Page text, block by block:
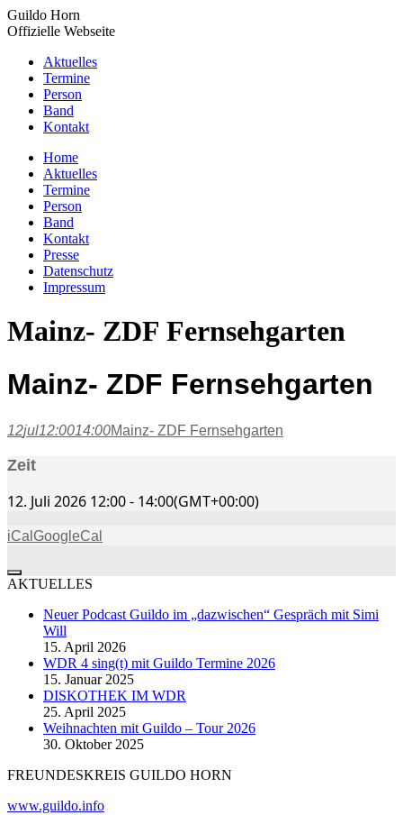
Zum
Inhalt
Guildo Horn
Offizielle Webseite
Aktuelles
Termine
Person
Band
Kontakt
YouTube
page
opens
new
window
Facebook
page
opens
new
window
page
opens
new
window
Instagram
page
opens
new
window
Home
Aktuelles
Termine
Person
Band
Kontakt
Presse
Datenschutz
Impressum
Mainz- ZDF Fernsehgarten
Mainz- ZDF Fernsehgarten
12jul12:0014:00Mainz- ZDF Fernsehgarten
Zeit
12. Juli 2026 12:00- 14:00(GMT+00:00)
iCal GoogleCal
AKTUELLES
Neuer Podcast Guildo im „dazwischen“ Gespräch mit Simi
Will
15. April 2026
WDR 4 sing(t) mit Guildo Termine 2026
15. Januar 2025
DISKOTHEK IM WDR
25. April 2025
Weihnachten mit Guildo – Tour 2026
30. Oktober 2025
FREUNDESKREIS GUILDO HORN
www.guildo.info